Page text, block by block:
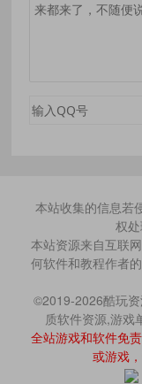
本站收集的信息若
权
本站资源来自互联
何软件和教程作者
©2019-2026酷玩
质软件资源,游戏
全站游戏和软件免
或游戏